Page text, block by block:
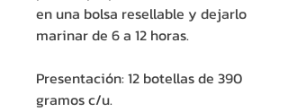
en una bolsa resellable y dejarlo
marinar de 6 a 12 horas.
Presentación: 12 botellas de 390
gramos c/u.